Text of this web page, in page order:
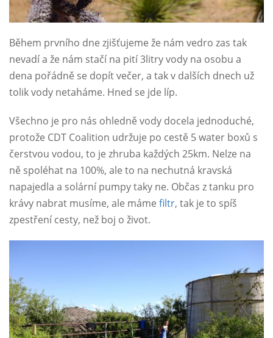
Během prvního dne zjišťujeme že nám vedro zas tak
nevadí a že nám stačí na pití 3litry vody na osobu a
dena pořádně se dopít večer, a tak v dalších dnech už
tolik vody netaháme. Hned se jde líp.
Všechno je pro nás ohledně vody docela jednoduché,
protože CDT Coalition udržuje po cestě 5 water boxů s
čerstvou vodou, to je zhruba každých 25km. Nelze na
ně spoléhat na 100%, ale to na nechutná kravská
napajedla a solární pumpy taky ne. Občas z tanku pro
krávy nabrat musíme, ale máme filtr, tak je to spíš
zpestření cesty, než boj o život.